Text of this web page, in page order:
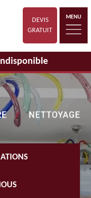
DEVIS
GRATUIT
MENU